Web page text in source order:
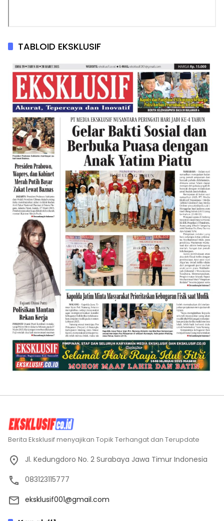
TABLOID EKSKLUSIF
Berita Eksklusif menyajikan Topik Terhangat dan Terupdate
Jl. Kedungdoro No. 2 Surabaya Jawa Timur Indonesia
083123115777
eksklusif001@gmail.com